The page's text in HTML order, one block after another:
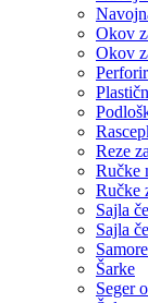
Okov
Okov
Reze
Ručke
Ručke
Sajla
Sajla
Šarke
Seger